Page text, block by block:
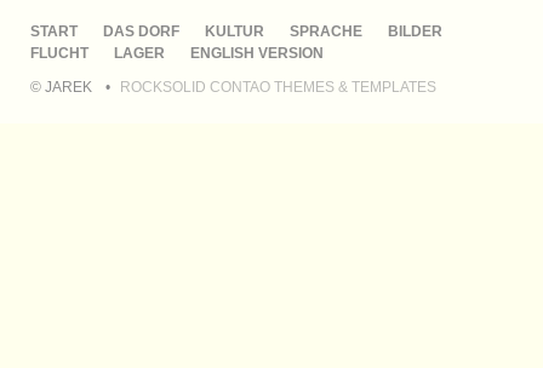
NAVIGATION
ÜBERSPRINGEN
START DAS DORF KULTUR SPRACHE
BILDER
FLUCHT
LAGER
ENGLISH VERSION
© JAREK
ROCKSOLID CONTAO THEMES & TEMPLATES